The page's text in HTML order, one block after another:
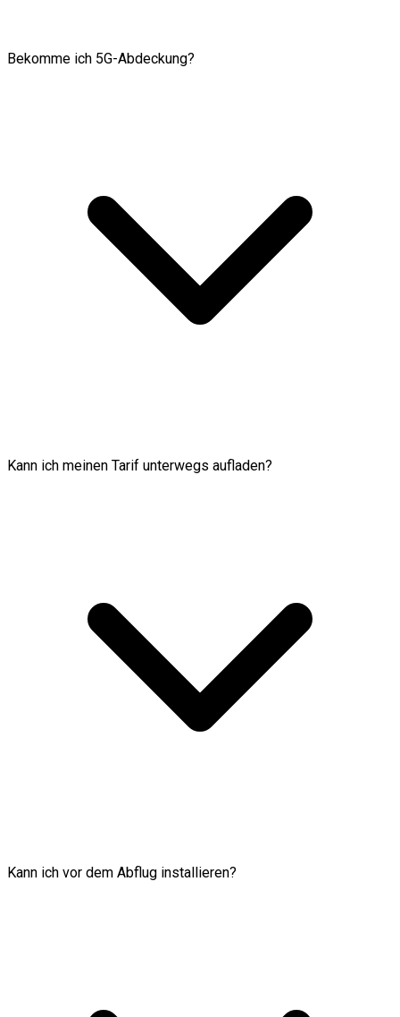
Bekomme ich 5G-Abdeckung?
Kann ich meinen Tarif unterwegs aufladen?
Kann ich vor dem Abflug installieren?